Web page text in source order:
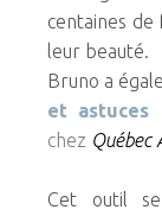
centaines de
leur beauté.
Bruno a
et astuces
chez Québec
Cet outil